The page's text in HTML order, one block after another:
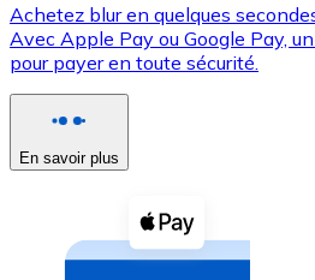
XRP
XRP
Voir toutes
Coupons crypto
Achetez des
Achetez blur en quelques
Avec Apple Pay ou Google Pay,
pour payer en toute sécurité.
En savoir plus